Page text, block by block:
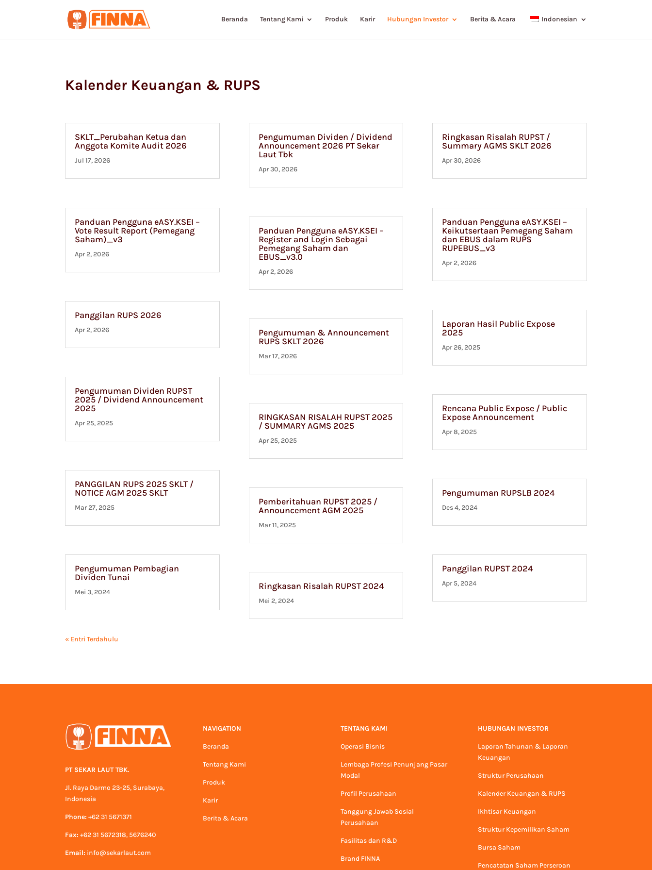
Beranda Tentang Kami Produk Karir Hubungan Investor Berita & Acara Indonesian
Kalender Keuangan & RUPS
SKLT_Perubahan Ketua dan
Anggota Komite Audit 2026
Jul 17, 2026
Panduan Pengguna eASY.KSEI –
Vote Result Report (Pemegang
Saham)_v3
Apr 2, 2026
Panggilan RUPS 2026
Apr 2, 2026
Pengumuman Dividen RUPST
2025 / Dividend Announcement
2025
Apr 25, 2025
PANGGILAN RUPS 2025 SKLT /
NOTICE AGM 2025 SKLT
Mar 27, 2025
Pengumuman Pembagian
Dividen Tunai
Mei 3, 2024
Pengumuman Dividen / Dividend
Announcement 2026 PT Sekar
Laut Tbk
Apr 30, 2026
Panduan Pengguna eASY.KSEI –
Register and Login Sebagai
Pemegang Saham dan
EBUS_v3.0
Apr 2, 2026
Pengumuman & Announcement
RUPS SKLT 2026
Mar 17, 2026
RINGKASAN RISALAH RUPST 2025
/ SUMMARY AGMS 2025
Apr 25, 2025
Pemberitahuan RUPST 2025 /
Announcement AGM 2025
Mar 11, 2025
Ringkasan Risalah RUPST 2024
Mei 2, 2024
Ringkasan Risalah RUPST /
Summary AGMS SKLT 2026
Apr 30, 2026
Panduan Pengguna eASY.KSEI –
Keikutsertaan Pemegang Saham
dan EBUS dalam RUPS
RUPEBUS_v3
Apr 2, 2026
Laporan Hasil Public Expose
2025
Apr 26, 2025
Rencana Public Expose / Public
Expose Announcement
Apr 8, 2025
Pengumuman RUPSLB 2024
Des 4, 2024
Panggilan RUPST 2024
Apr 5, 2024
« Entri Terdahulu
PT SEKAR LAUT TBK.
Jl. Raya Darmo 23-25, Surabaya,
Indonesia
Phone: +62 31 5671371
Fax: +62 31 5672318, 5676240
Email: info@sekarlaut.com
NAVIGATION
Beranda
Tentang Kami
Produk
Karir
Berita & Acara
TENTANG KAMI
Operasi Bisnis
Lembaga Profesi Penunjang Pasar
Modal
Profil Perusahaan
Tanggung Jawab Sosial
Perusahaan
Fasilitas dan R&D
Brand FINNA
HUBUNGAN INVESTOR
Laporan Tahunan & Laporan
Keuangan
Struktur Perusahaan
Kalender Keuangan & RUPS
Ikhtisar Keuangan
Struktur Kepemilikan Saham
Bursa Saham
Pencatatan Saham Perseroan